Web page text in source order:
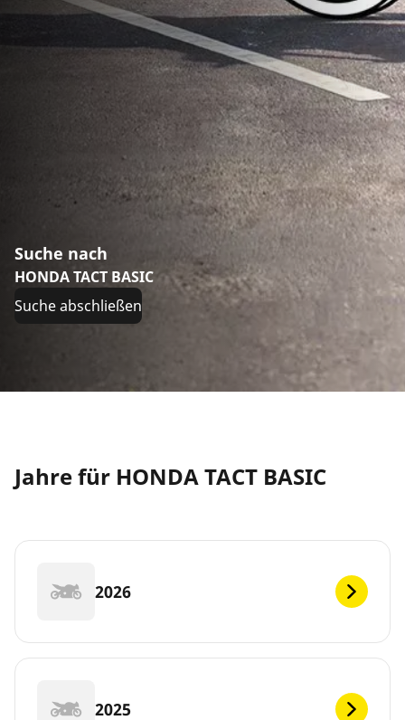
Suche nach
HONDA TACT BASIC
Suche abschließen
Jahre für HONDA TACT BASIC
2026
2025